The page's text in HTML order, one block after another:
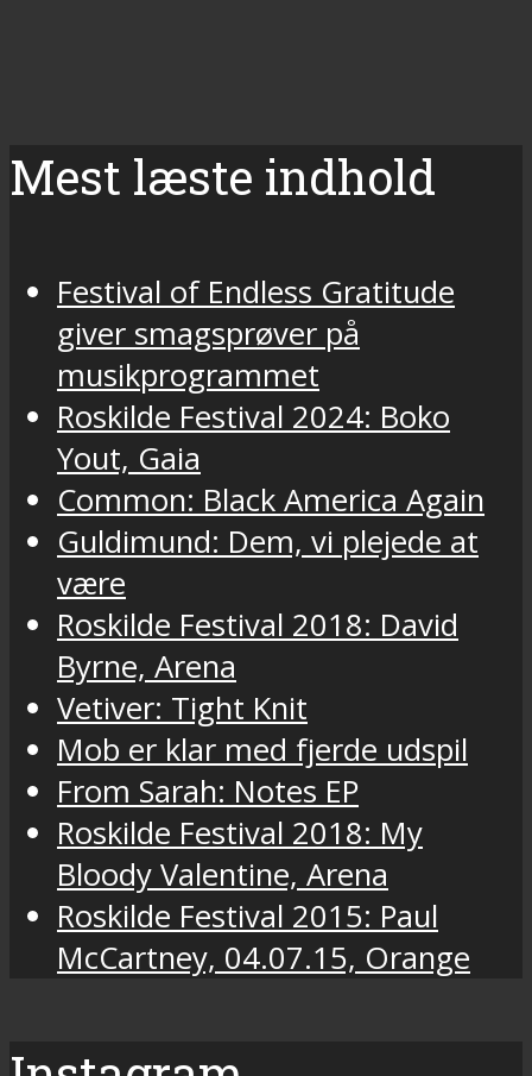
Mest læste indhold
Festival of Endless Gratitude
giver smagsprøver på
musikprogrammet
Roskilde Festival 2024: Boko
Yout, Gaia
Common: Black America Again
Guldimund: Dem, vi plejede at
være
Roskilde Festival 2018: David
Byrne, Arena
Vetiver: Tight Knit
Mob er klar med fjerde udspil
From Sarah: Notes EP
Roskilde Festival 2018: My
Bloody Valentine, Arena
Roskilde Festival 2015: Paul
McCartney, 04.07.15, Orange